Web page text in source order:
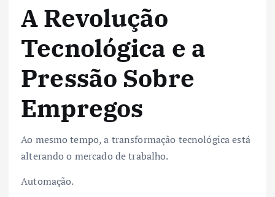
A Revolução
Tecnológica e a
Pressão Sobre
Empregos
Ao mesmo tempo, a transformação tecnológica está
alterando o mercado de trabalho.
Automação.